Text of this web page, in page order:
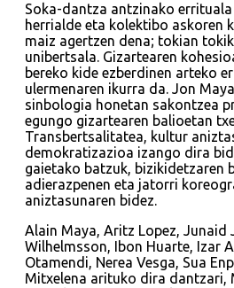
Soka-dantza antzinako
herrialde eta kolektibo askoren
maiz agertzen dena; tokian
unibertsala. Gizartearen
bereko kide ezberdinen arteko
ulermenaren ikurra da. Jon
sinbologia honetan sakontzea
egungo gizartearen balioetan
Transbertsalitatea, kultur
demokratizazioa izango dira
gaietako batzuk, bizikidetzaren
adierazpenen eta jatorri
aniztasunaren bidez.
Alain Maya, Aritz Lopez, Junaid
Wilhelmsson, Ibon Huarte, Izar
Otamendi, Nerea Vesga, Sua
Mitxelena arituko dira dantzari,